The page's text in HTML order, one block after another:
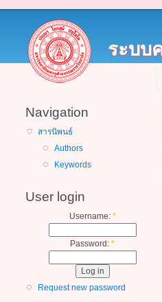
ระบบ
Navigation
สารนิพนธ์
Authors
Keywords
User login
Username: *
Password: *
Request new password